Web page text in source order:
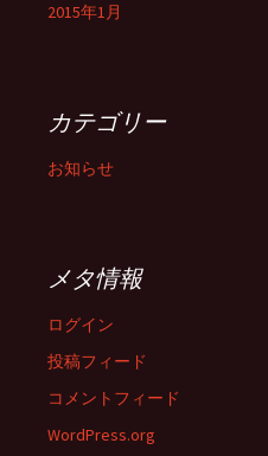
2015年1月
カテゴリー
お知らせ
メタ情報
ログイン
投稿フィード
コメントフィード
WordPress.org